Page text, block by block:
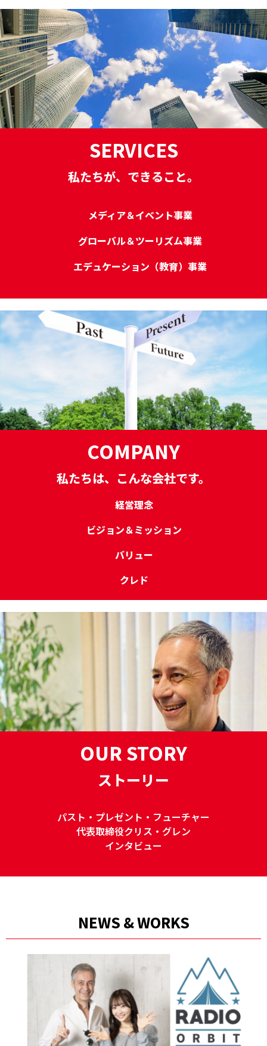
SERVICES
私たちが、できること。
メディア＆イベント事業
グローバル＆ツーリズム事業
エデュケーション（教育）事業
COMPANY
私たちは、こんな会社です。
経営理念
ビジョン＆ミッション
バリュー
クレド
OUR STORY
ストーリー
パスト・プレゼント・フューチャー
代表取締役クリス・グレン
インタビュー
NEWS & WORKS